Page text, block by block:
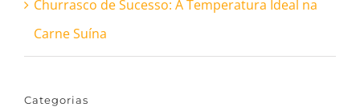
Churrasco de Sucesso: A Temperatura Ideal na
Carne Suína
Categorias